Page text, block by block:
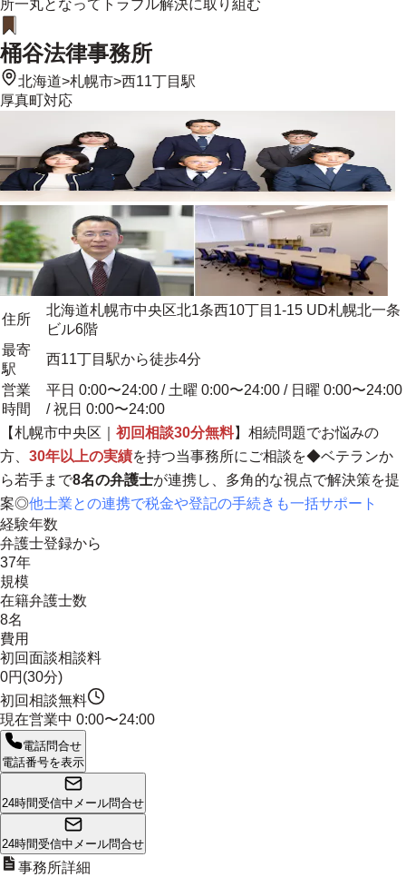
所一丸となってトラブル解決に取り組む
桶谷法律事務所
北海道>札幌市>西11丁目駅
厚真町対応
住所
北海道札幌市中央区北1条西10丁目1-15 UD札幌北一条
ビル6階
最寄
駅
西11丁目駅から徒歩4分
営業
時間
平日 0:00〜24:00 / 土曜 0:00〜24:00 / 日曜 0:00〜24:00
/ 祝日 0:00〜24:00
【札幌市中央区｜ 初回相談30分無料】相続問題でお悩みの
方、 30年以上の実績を持つ当事務所にご相談を◆ベテランか
ら若手まで8名の弁護士が連携し、多角的な視点で解決策を提
案◎他士業との連携で税金や登記の手続きも一括サポート
経験年数
弁護士登録から
37年
規模
在籍弁護士数
8名
費用
初回面談相談料
0円(30分)
初回相談無料
現在営業中 0:00〜24:00
電話問合せ
電話番号を表示
24時間受信中 メール問合せ
24時間受信中 メール問合せ
事務所詳細